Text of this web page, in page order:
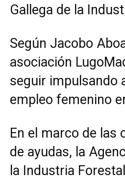
Gallega de la
Según Jacobo
asociación
seguir impulsando
empleo femenino
En el marco de las
de ayudas, la
la Industria